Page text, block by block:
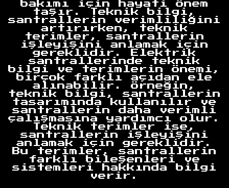
bakımı için hayati önem
taşır. Teknik bilgi,
santrallerin verimliliğini
artırırken, teknik
terimler, santrallerin
işleyişini anlamak için
gereklidir. Elektrik
santrallerinde teknik
bilgi ve terimlerin önemi,
birçok farklı açıdan ele
alınabilir. Örneğin,
teknik bilgi, santrallerin
tasarımında kullanılır ve
santrallerin daha verimli
çalışmasına yardımcı olur.
Teknik terimler ise,
santrallerin işleyişini
anlamak için gereklidir.
Bu terimler, santrallerin
farklı bileşenleri ve
sistemleri hakkında bilgi
verir.